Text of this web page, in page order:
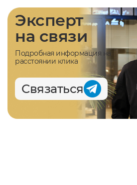
Эксперт
на связи
Подробная информация на
расстоянии клика
Связаться